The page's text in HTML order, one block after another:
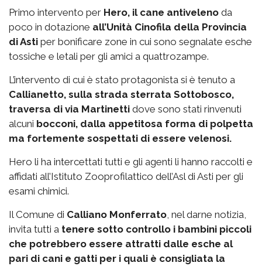
Primo intervento per Hero, il cane antiveleno da
poco in dotazione all’Unità Cinofila della Provincia
di Asti per bonificare zone in cui sono segnalate esche
tossiche e letali per gli amici a quattrozampe.
L’intervento di cui è stato protagonista si è tenuto a
Callianetto, sulla strada sterrata Sottobosco,
traversa di via Martinetti dove sono stati rinvenuti
alcuni bocconi, dalla appetitosa forma di polpetta
ma fortemente sospettati di essere velenosi.
Hero li ha intercettati tutti e gli agenti li hanno raccolti e
affidati all’Istituto Zooprofilattico dell’Asl di Asti per gli
esami chimici.
Il Comune di Calliano Monferrato, nel darne notizia,
invita tutti a tenere sotto controllo i bambini piccoli
che potrebbero essere attratti dalle esche al
pari di cani e gatti per i quali è consigliata la